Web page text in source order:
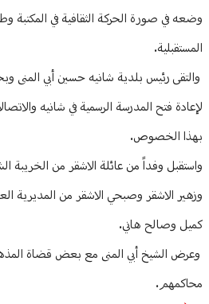
وضعه في صورة الحركة الثقافية في المكتبة
المستقبلية.
والتقى رئيس بلدية شانيه حسين أبي المنى
لإعادة فتح المدرسة الرسمية في شانيه
بهذا الخصوص.
واستقبل وفداً من عائلة الاشقر من
وزهير الاشقر وصبحي الاشقر من المديرية
كميل وصالح هاني.
وعرض الشيخ أبي المنى مع بعض قضاة
محاكمهم.